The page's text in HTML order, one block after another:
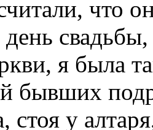
что
день
я была
бывших
стоя у